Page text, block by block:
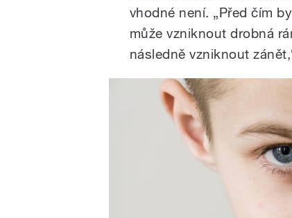
vhodné není. „Před čím
může vzniknout drobná
následně vzniknout